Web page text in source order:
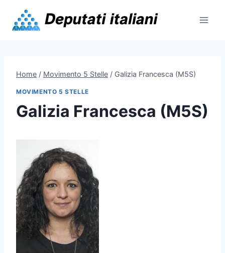
content
Home / Movimento 5 Stelle / Galizia Francesca (M5S)
MOVIMENTO 5 STELLE
Galizia Francesca (M5S)